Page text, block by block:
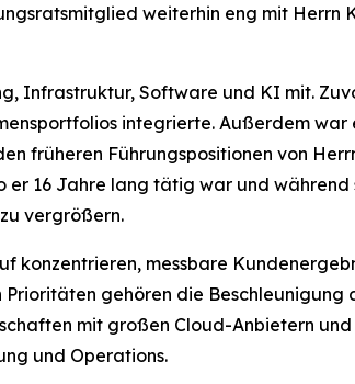
weiterhin eng mit Herrn
Infrastruktur, Software und KI mit.
integrierte. Außerdem war
früheren Führungspositionen von
16 Jahre lang tätig war und
vergrößern.
messbare
gehören die
mit großen Cloud-Anbietern
und Operations.